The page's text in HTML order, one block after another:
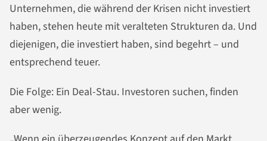
Unternehmen, die während der Krisen nicht investiert
haben, stehen heute mit veralteten Strukturen da. Und
diejenigen, die investiert haben, sind begehrt – und
entsprechend teuer.
Die Folge: Ein Deal-Stau. Investoren suchen, finden
aber wenig.